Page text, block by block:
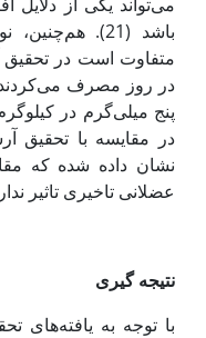
باشد (21).
متفاوت است در تحقیق
در روز مصرف
پنج میلی‌گرم در
در مقایسه با تحقیق
نشان داده شده که
عضلانی تاخیری تاثیر ندارد
نتیجه گیری
با توجه به یافته‌های